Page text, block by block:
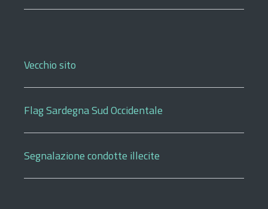
Vecchio sito
Flag Sardegna Sud Occidentale
Segnalazione condotte illecite